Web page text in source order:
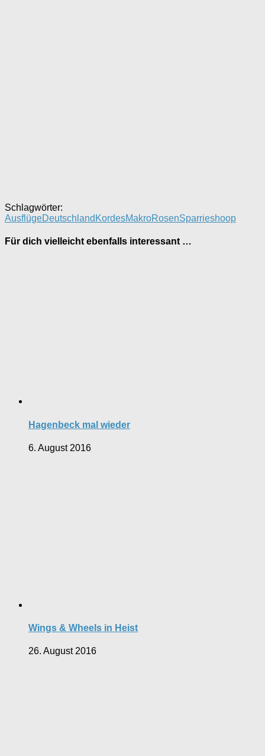
Schlagwörter:
AusflügeDeutschland KordesMakroRosenSparrieshoop
Für dich vielleicht ebenfalls interessant …
Hagenbeck mal wieder
6. August 2016
Wings & Wheels in Heist
26. August 2016